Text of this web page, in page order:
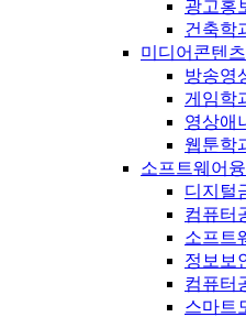
광고홍
건축학
미디어콘텐
방송영
게임학
영상애
웹툰학
소프트웨어
디지털
컴퓨터
소프트
정보보
컴퓨터
스마트